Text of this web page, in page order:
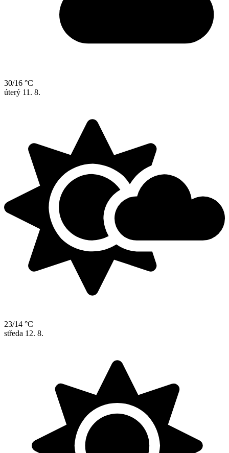
30/16 °C
úterý 11. 8.
23/14 °C
středa 12. 8.